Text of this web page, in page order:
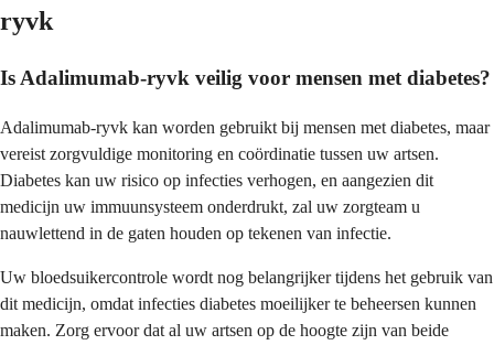
ryvk
Is Adalimumab-ryvk veilig voor mensen met diabetes?
Adalimumab-ryvk kan worden gebruikt bij mensen met diabetes, maar
vereist zorgvuldige monitoring en coördinatie tussen uw artsen.
Diabetes kan uw risico op infecties verhogen, en aangezien dit
medicijn uw immuunsysteem onderdrukt, zal uw zorgteam u
nauwlettend in de gaten houden op tekenen van infectie.
Uw bloedsuikercontrole wordt nog belangrijker tijdens het gebruik van
dit medicijn, omdat infecties diabetes moeilijker te beheersen kunnen
maken. Zorg ervoor dat al uw artsen op de hoogte zijn van beide